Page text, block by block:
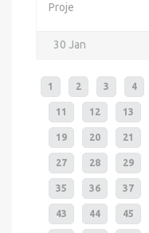
Proje
30 Jan
1 2 3 4
11 12 13
19 20 21
27 28 29
35 36 37
43 44 45